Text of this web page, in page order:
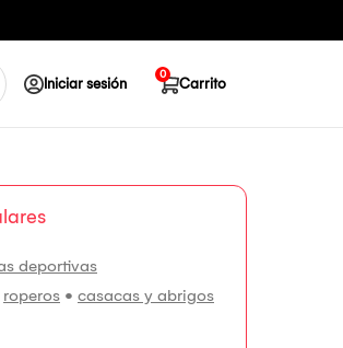
Iniciar sesión Carrito
0
deportivas
roperos • casacas y abrigos